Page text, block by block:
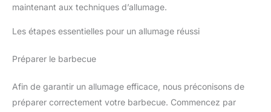
maintenant aux techniques d’allumage.
Les étapes essentielles pour un allumage réussi
Préparer le barbecue
Afin de garantir un allumage efficace, nous préconisons de
préparer correctement votre barbecue. Commencez par